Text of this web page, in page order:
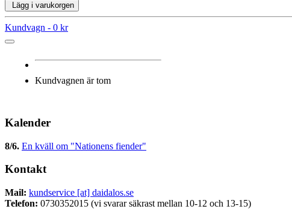
Lägg i varukorgen
Kundvagn - 0 kr
Kundvagnen är tom
Kalender
8/6. En kväll om "Nationens fiender"
Kontakt
Mail: kundservice [at] daidalos.se
Telefon: 0730352015 (vi svarar säkrast mellan 10-12 och 13-15)